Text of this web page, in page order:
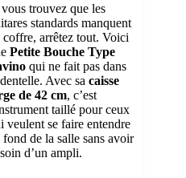
trouvez que les
standards manquent
coffre, arrêtez tout. Voici
Petite Bouche Type
qui ne fait pas dans
Avec sa caisse
de 42 cm, c’est
taillé pour ceux
veulent se faire entendre
fond de la salle sans avoir
d’un ampli.